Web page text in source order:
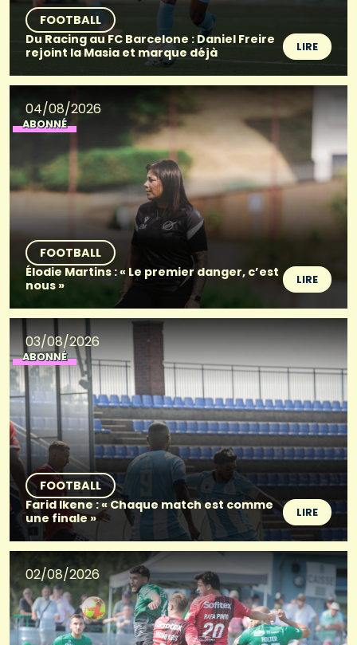
FOOTBALL
Du Racing au FC Barcelone : Daniel Freire
rejoint la Masia et marque déjà
LIRE
04/08/2026
ABONNÉ
FOOTBALL
Élodie Martins : « Le premier danger, c’est
nous »
LIRE
03/08/2026
ABONNÉ
FOOTBALL
Farid Ikene : « Chaque match est comme
une finale »
LIRE
02/08/2026